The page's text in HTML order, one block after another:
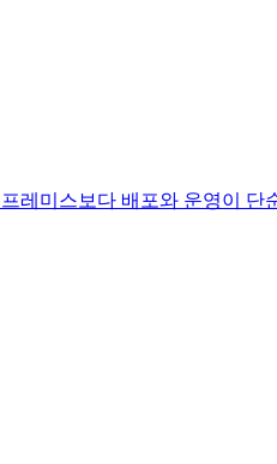
레미스보다 배포와 운영이 단